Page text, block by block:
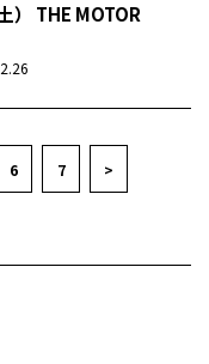
） THE MOTOR
6 7 >